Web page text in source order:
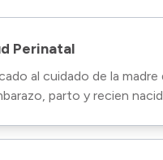
Perinatal
al cuidado de la madre
parto y recien